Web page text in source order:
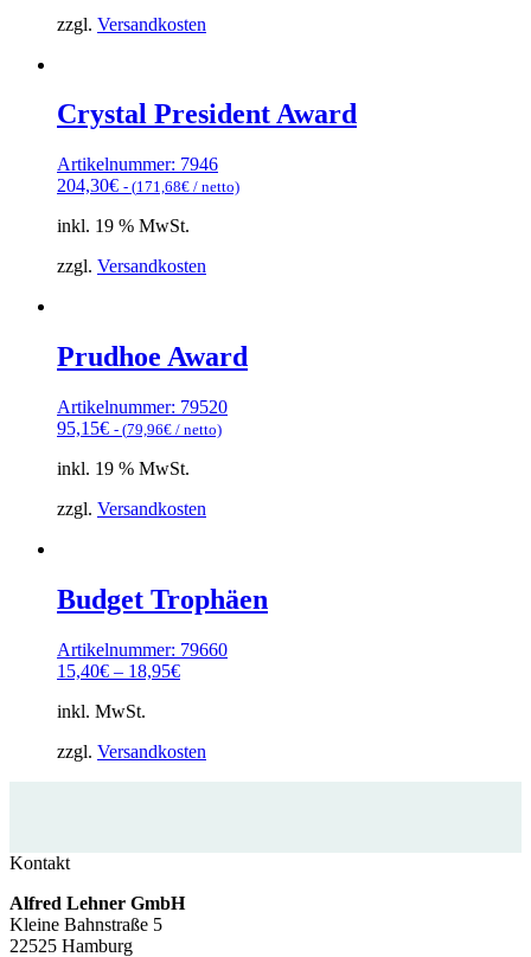
zzgl. Versandkosten
Crystal President Award
Artikelnummer: 7946
204,30€ - (171,68€ / netto)
inkl. 19 % MwSt.
zzgl. Versandkosten
Prudhoe Award
Artikelnummer: 79520
95,15€ - (79,96€ / netto)
inkl. 19 % MwSt.
zzgl. Versandkosten
Budget Trophäen
Artikelnummer: 79660
15,40€ – 18,95€
inkl. MwSt.
zzgl. Versandkosten
Kontakt
Alfred Lehner GmbH
Kleine Bahnstraße 5
22525 Hamburg